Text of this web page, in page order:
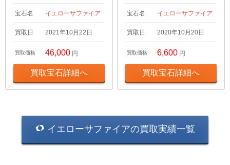
宝石名 イエローサファイア
買取日 2021年10月22日
買取価格 46,000 円
買取宝石詳細へ
宝石名 イエローサファイア
買取日 2020年10月20日
買取価格 6,600 円
買取宝石詳細へ
イエローサファイアの買取実績一覧